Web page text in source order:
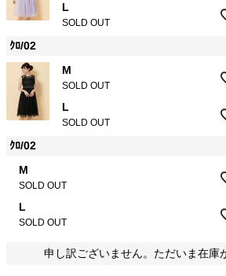
L
SOLD OUT
ｸﾛ/02
M
SOLD OUT
L
SOLD OUT
ｸﾛ/02
M
SOLD OUT
L
SOLD OUT
申し訳ございません。ただいま在庫